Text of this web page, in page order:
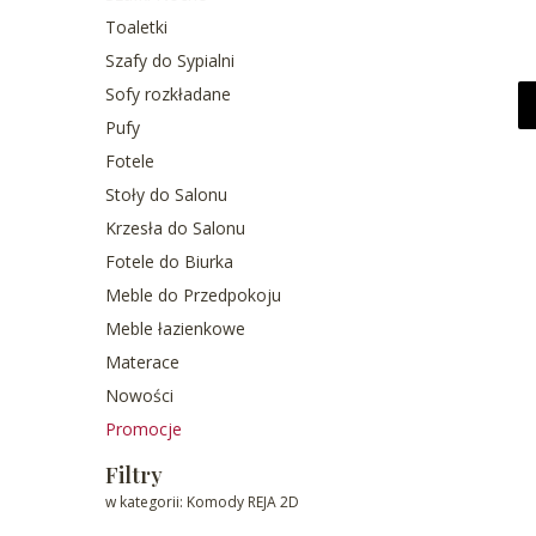
Toaletki
Szafy do Sypialni
Sofy rozkładane
Pufy
Fotele
Stoły do Salonu
Krzesła do Salonu
Fotele do Biurka
Meble do Przedpokoju
Meble łazienkowe
Materace
Nowości
Promocje
Koniec menu
Filtry
w kategorii: Komody REJA 2D